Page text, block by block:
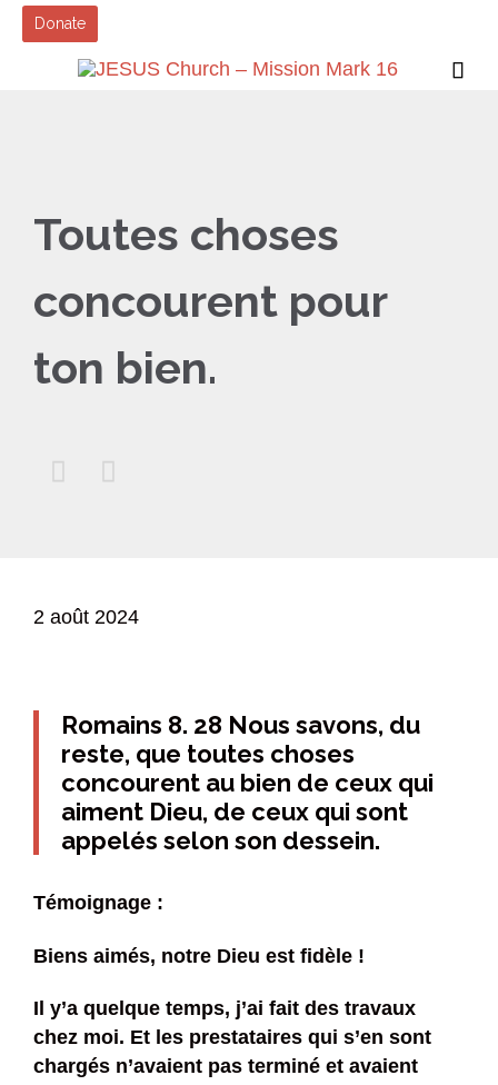
Donate

Toutes choses
concourent pour
ton bien.
 
2 août 2024
Romains 8. 28 Nous savons, du
reste, que toutes choses
concourent au bien de ceux qui
aiment Dieu, de ceux qui sont
appelés selon son dessein.
Témoignage :
Biens aimés, notre Dieu est fidèle !
Il y’a quelque temps, j’ai fait des travaux
chez moi. Et les prestataires qui s’en sont
chargés n’avaient pas terminé et avaient